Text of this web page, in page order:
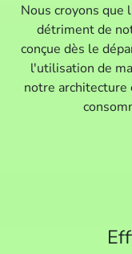
Nous croyons que
détriment de
conçue dès le
l'utilisation de
notre architecture